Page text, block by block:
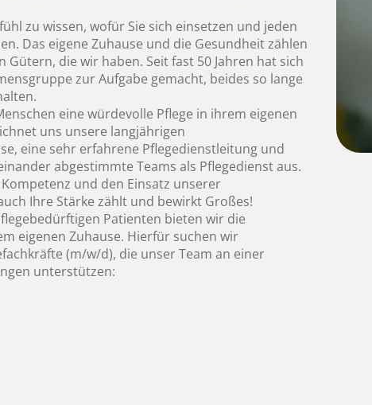
zu wissen, wofür Sie sich einsetzen und jeden
Das eigene Zuhause und die Gesundheit zählen
Gütern, die wir haben. Seit fast 50 Jahren hat sich
zur Aufgabe gemacht, beides so lange
eine würdevolle Pflege in ihrem eigenen
uns unsere langjährigen
eine sehr erfahrene Pflegedienstleitung und
abgestimmte Teams als Pflegedienst aus.
und den Einsatz unserer
Ihre Stärke zählt und bewirkt Großes!
Patienten bieten wir die
eigenen Zuhause. Hierfür suchen wir
(m/w/d), die unser Team an einer
unterstützen: